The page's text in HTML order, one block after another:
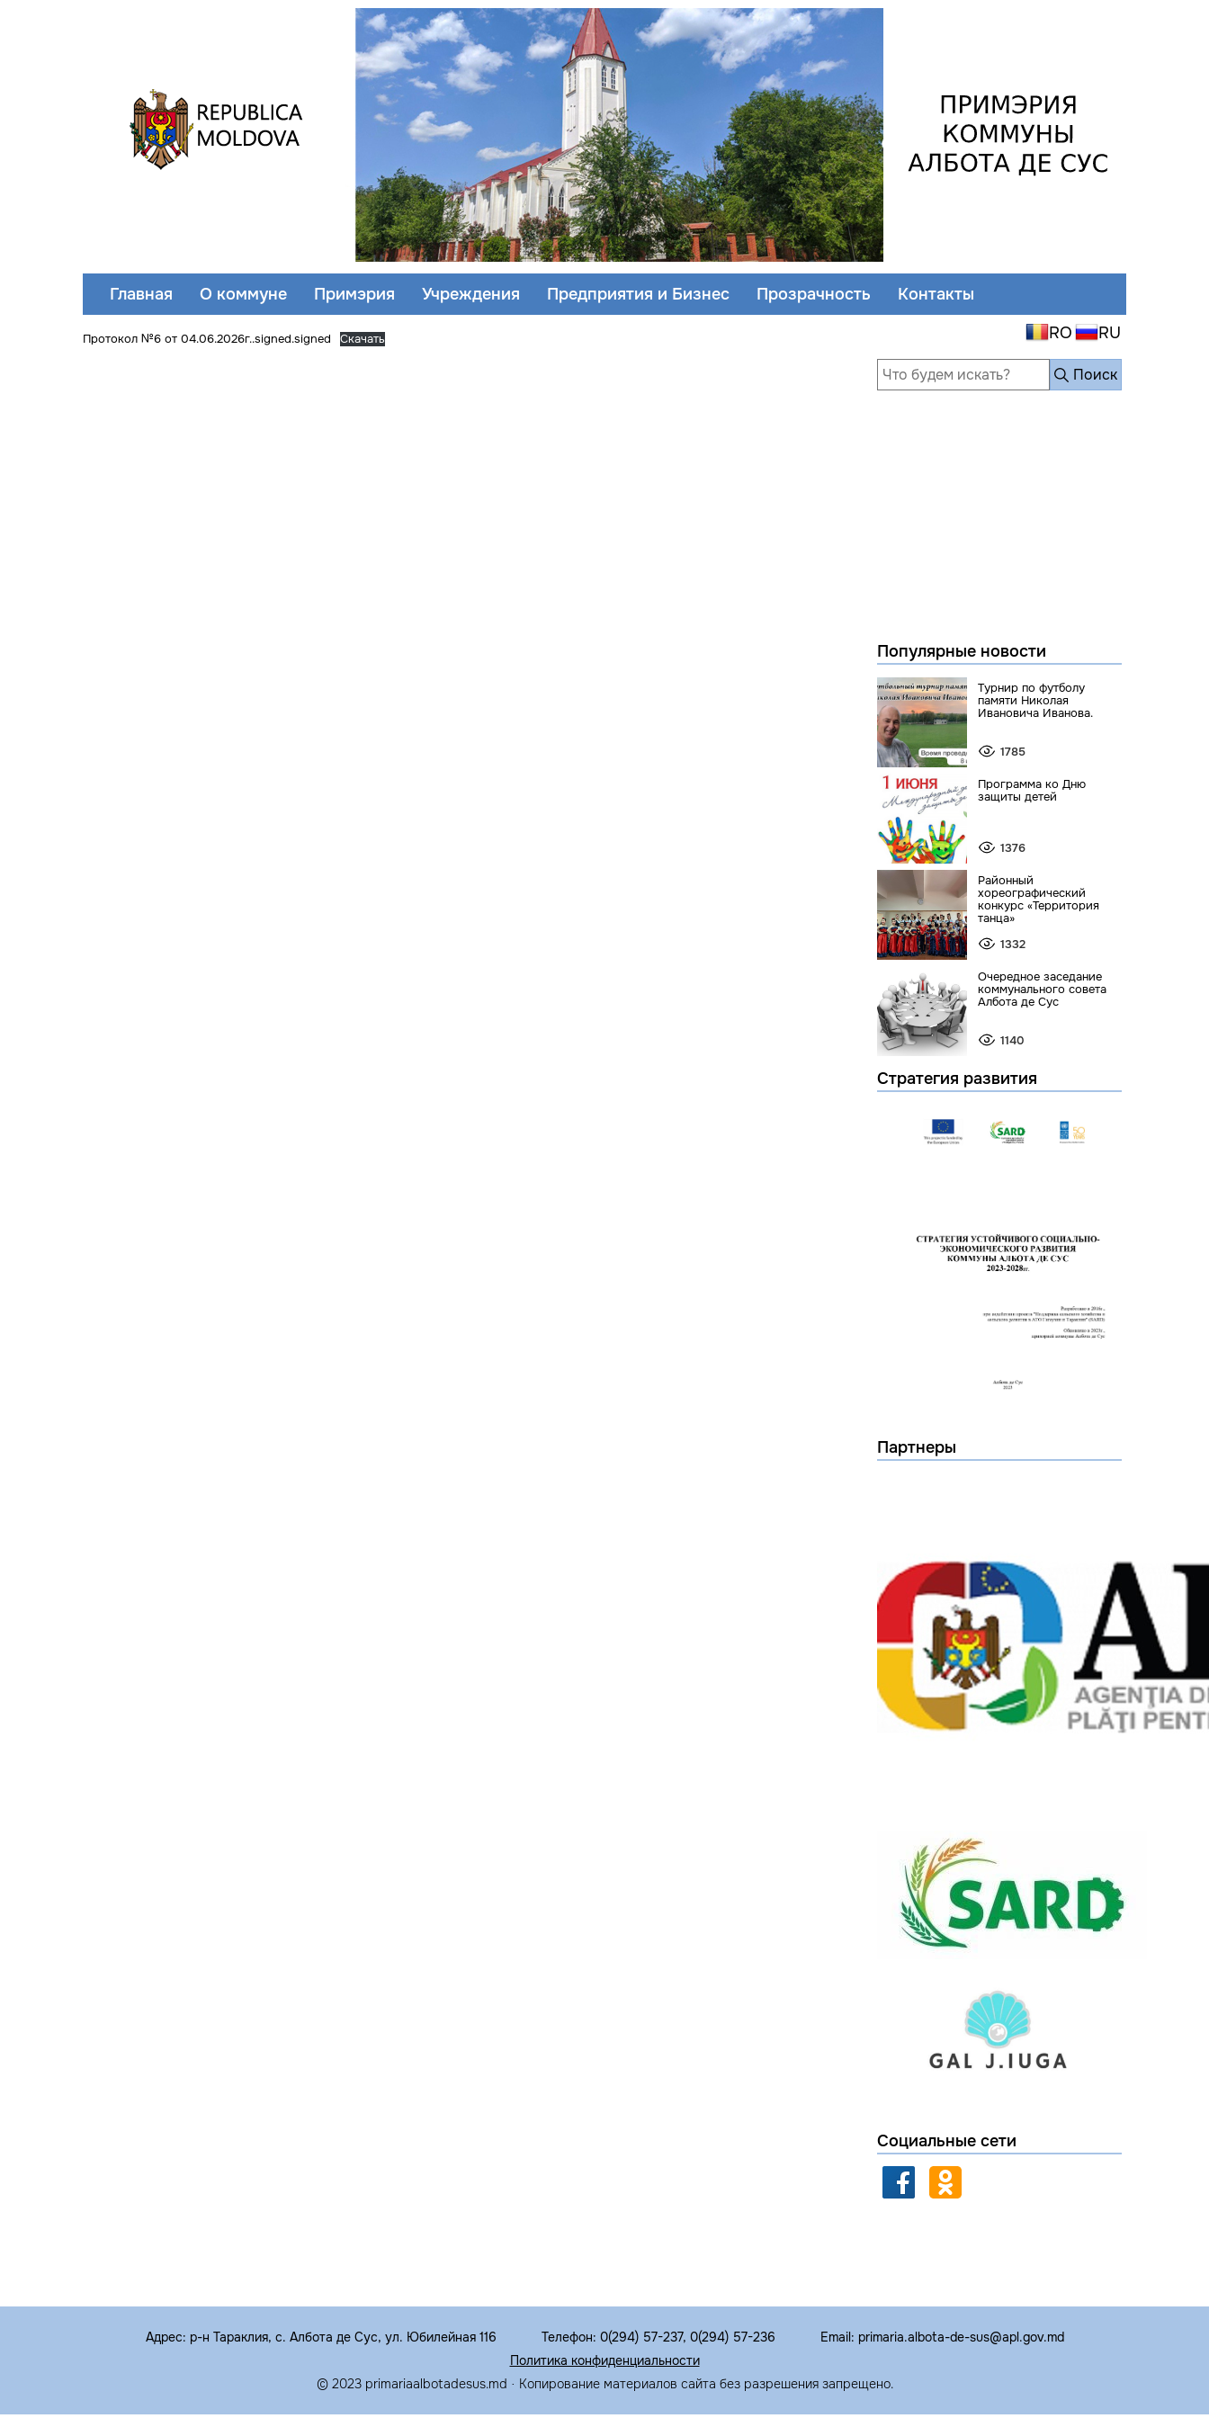
Главная О коммуне Примэрия Учреждения Предприятия и Бизнес Прозрачность Контакты
Протокол №6 от 04.06.2026г..signed.signed Скачать
Поиск
Популярные новости
Турнир по футболу
памяти Николая
Ивановича Иванова.
1785
Программа ко Дню
защиты детей
1376
Районный
хореографический
конкурс «Территория
танца»
1332
Очередное заседание
коммунального совета
Албота де Сус
1140
Стратегия развития
Партнеры
Социальные сети
Адрес: р-н Тараклия, с. Албота де Сус, ул. Юбилейная 116 Телефон: 0(294) 57-237, 0(294) 57-236
Email: primaria.albota-de-sus@apl.gov.md
Политика конфиденциальности
© 2023 primariaalbotadesus.md · Копирование материалов сайта без разрешения запрещено.